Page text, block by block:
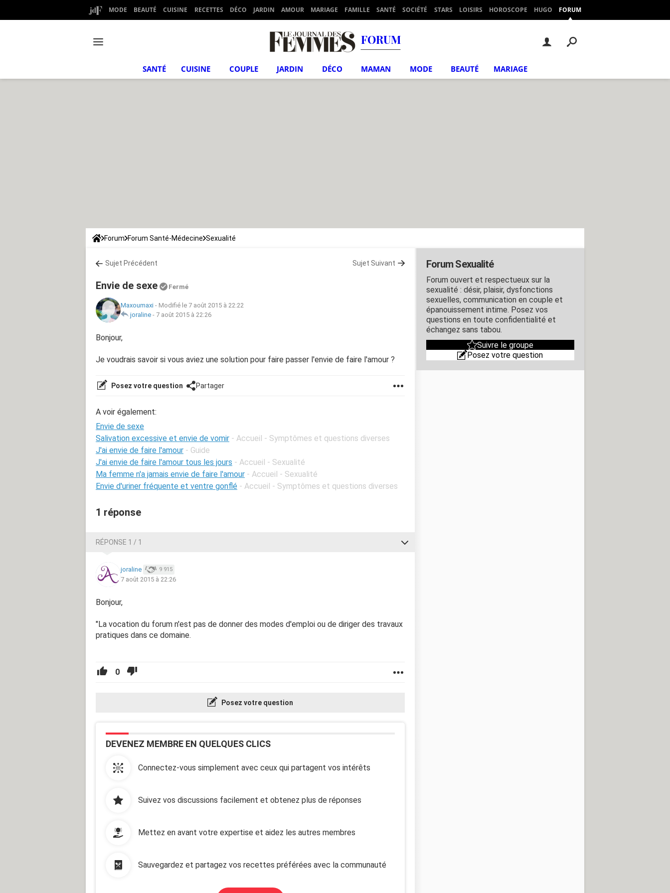
MODE BEAUTÉ CUISINE RECETTES DÉCO JARDIN AMOUR MARIAGE FAMILLE SANTÉ SOCIÉTÉ STARS LOISIRS HOROSCOPE HUGO FORUM
FORUM
SANTÉ CUISINE COUPLE JARDIN DÉCO MAMAN MODE BEAUTÉ MARIAGE
Forum Forum Santé-Médecine Sexualité
Sujet Précédent Sujet Suivant
Envie de sexe Fermé
Maxoumaxi - Modifié le 7 août 2015 à 22:22
joraline - 7 août 2015 à 22:26
Bonjour,
Je voudrais savoir si vous aviez une solution pour faire passer l'envie de faire l'amour ?
Posez votre question Partager
A voir également:
Envie de sexe
Salivation excessive et envie de vomir - Accueil - Symptômes et questions diverses
J'ai envie de faire l'amour - Guide
J'ai envie de faire l'amour tous les jours - Accueil - Sexualité
Ma femme n'a jamais envie de faire l'amour - Accueil - Sexualité
Envie d'uriner fréquente et ventre gonflé - Accueil - Symptômes et questions diverses
1 réponse
RÉPONSE 1 / 1
joraline 9 915
7 août 2015 à 22:26
Bonjour,
"La vocation du forum n'est pas de donner des modes d'emploi ou de diriger des travaux
pratiques dans ce domaine.
0
Posez votre question
DEVENEZ MEMBRE EN QUELQUES CLICS
Connectez-vous simplement avec ceux qui partagent vos intérêts
Suivez vos discussions facilement et obtenez plus de réponses
Mettez en avant votre expertise et aidez les autres membres
Sauvegardez et partagez vos recettes préférées avec la communauté
Forum Sexualité
Forum ouvert et respectueux sur la
sexualité : désir, plaisir, dysfonctions
sexuelles, communication en couple et
épanouissement intime. Posez vos
questions en toute confidentialité et
échangez sans tabou.
Suivre le groupe
Posez votre question